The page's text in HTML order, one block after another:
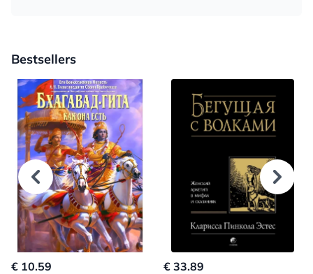
Bestsellers
€ 10.59 € 33.89